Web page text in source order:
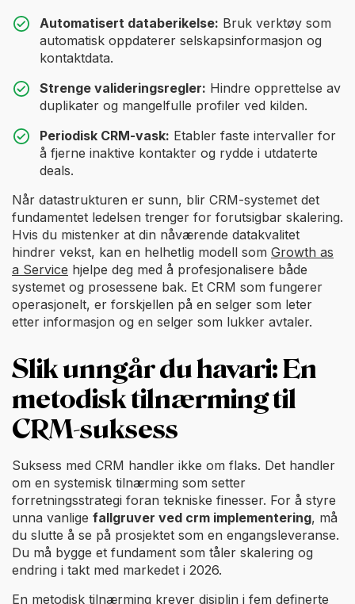
Automatisert databerikelse: Bruk verktøy som
automatisk oppdaterer selskapsinformasjon og
kontaktdata.
Strenge valideringsregler: Hindre opprettelse av
duplikater og mangelfulle profiler ved kilden.
Periodisk CRM-vask: Etabler faste intervaller for
å fjerne inaktive kontakter og rydde i utdaterte
deals.
Når datastrukturen er sunn, blir CRM-systemet det
fundamentet ledelsen trenger for forutsigbar skalering.
Hvis du mistenker at din nåværende datakvalitet
hindrer vekst, kan en helhetlig modell som Growth as
a Service hjelpe deg med å profesjonalisere både
systemet og prosessene bak. Et CRM som fungerer
operasjonelt, er forskjellen på en selger som leter
etter informasjon og en selger som lukker avtaler.
Slik unngår du havari: En
metodisk tilnærming til
CRM-suksess
Suksess med CRM handler ikke om flaks. Det handler
om en systemisk tilnærming som setter
forretningsstrategi foran tekniske finesser. For å styre
unna vanlige fallgruver ved crm implementering, må
du slutte å se på prosjektet som en engangsleveranse.
Du må bygge et fundament som tåler skalering og
endring i takt med markedet i 2026.
En metodisk tilnærming krever disiplin i fem definerte